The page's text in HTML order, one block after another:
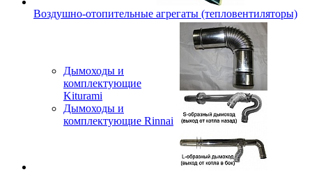
Воздушно-отопительные агрегаты (тепловентиляторы)
Дымоходы и
комплектующие
Kiturami
Дымоходы и
комплектующие Rinnai